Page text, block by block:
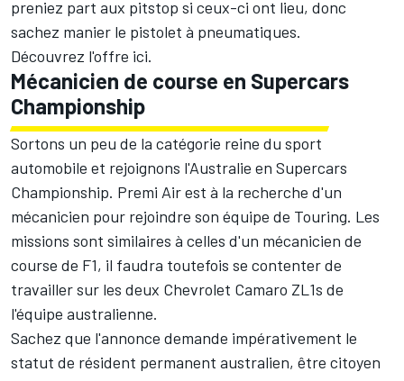
preniez part aux pitstop si ceux-ci ont lieu, donc
sachez manier le pistolet à pneumatiques.
Découvrez l'offre ici.
Mécanicien de course en Supercars
Championship
Sortons un peu de la catégorie reine du sport
automobile et rejoignons l'Australie en Supercars
Championship. Premi Air est à la recherche d'un
mécanicien pour rejoindre son équipe de Touring. Les
missions sont similaires à celles d'un mécanicien de
course de F1, il faudra toutefois se contenter de
travailler sur les deux Chevrolet Camaro ZL1s de
l'équipe australienne.
Sachez que l'annonce demande impérativement le
statut de résident permanent australien, être citoyen